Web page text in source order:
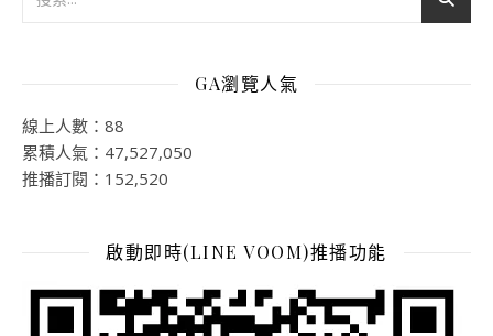
GA瀏覽人氣
線上人數：88
累積人氣：47,527,050
推播訂閱：152,520
啟動即時(LINE VOOM)推播功能